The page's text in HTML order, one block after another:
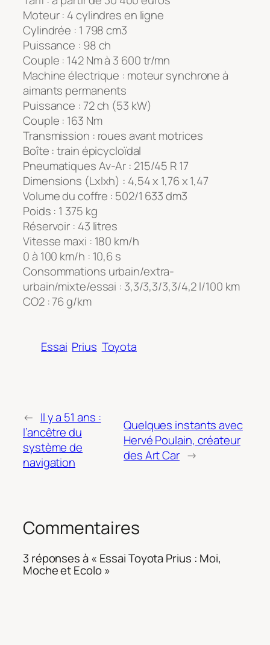
Moteur : 4 cylindres en ligne
Cylindrée : 1 798 cm3
Puissance : 98 ch
Couple : 142 Nm à 3 600 tr/mn
Machine électrique : moteur synchrone à
aimants permanents
Puissance : 72 ch (53 kW)
Couple : 163 Nm
Transmission : roues avant motrices
Boîte : train épicycloïdal
Pneumatiques Av-Ar : 215/45 R 17
Dimensions (Lxlxh) : 4,54 x 1,76 x 1,47
Volume du coffre : 502/1 633 dm3
Poids : 1 375 kg
Réservoir : 43 litres
Vitesse maxi : 180 km/h
0 à 100 km/h : 10,6 s
Consommations urbain/extra-
urbain/mixte/essai : 3,3/3,3/3,3/4,2 l/100 km
CO2 : 76 g/km
Essai Prius Toyota
← Il y a 51 ans :
l’ancêtre du
système de
navigation
Quelques instants avec
Hervé Poulain, créateur
des Art Car →
Commentaires
3 réponses à « Essai Toyota Prius : Moi,
Moche et Ecolo »